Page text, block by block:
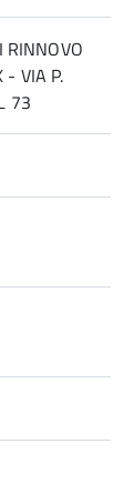
RINNOVO
- VIA P.
73